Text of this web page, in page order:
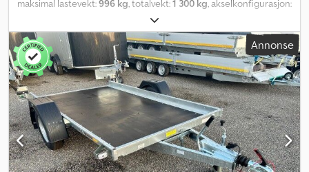
maksimal lastevekt:996 kg , totalvekt:1 300 kg , akselkonfigurasjon:
3 050 mm
Annonse